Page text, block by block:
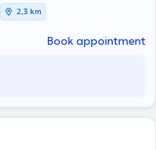
2,3 km
Book appointment